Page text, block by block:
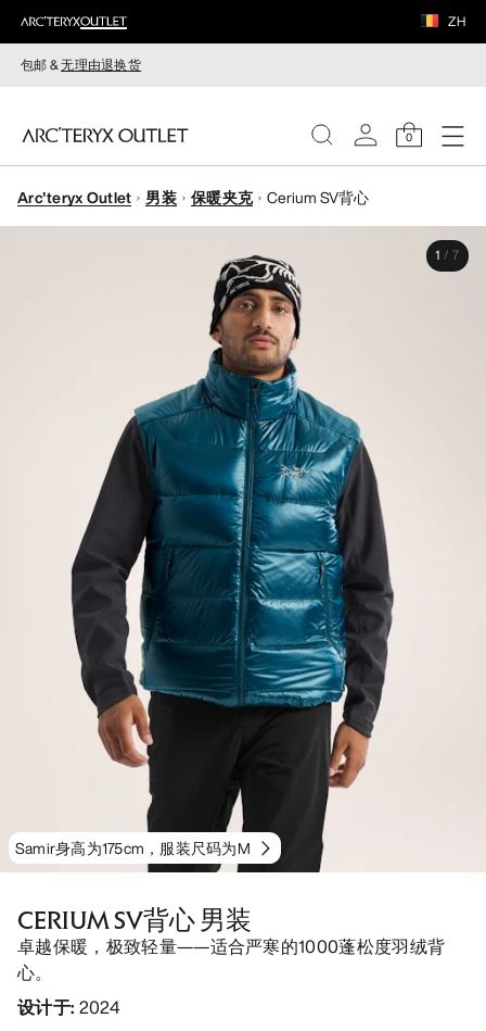
ZH
包邮 &无理由退换货
0
女装
Arc'teryx Outlet 男装 保暖夹克 Cerium SV背心
Samir身高为175cm，服装尺码为M
1 / 7
CERIUM SV背心 男装
卓越保暖，极致轻量——适合严寒的1000蓬松度羽绒背
心。
设计于: 2024